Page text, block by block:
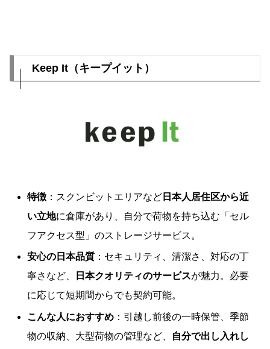
Keep It（キープイット）
特徴 ：スクンビットエリアなど 日本人居住区から近
い立地に倉庫があり、自分で荷物を持ち込む「セル
フアクセス型」のストレージサービス。
安心の日本品質 ：セキュリティ、清潔さ、対応の丁
寧さなど、
日本クオリティのサービスが魅力。必要
に応じて短期間からでも契約可能。
こんな人におすすめ ：引越し前後の一時保管、季節
物の収納、大型荷物の管理など、
自分で出し入れし